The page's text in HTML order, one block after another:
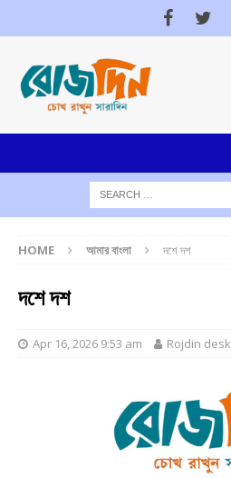
HOME আমার বাংলা দশে দশ
দশে দশ
Apr 16, 2026 9:53 am Rojdin desk